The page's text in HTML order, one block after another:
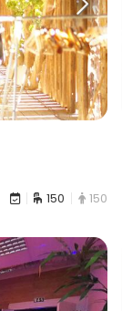
150 150